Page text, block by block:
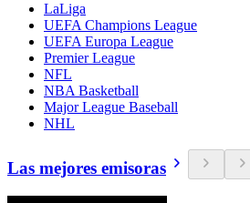
LaLiga
UEFA Champions League
UEFA Europa League
Premier League
NFL
NBA Basketball
Major League Baseball
NHL
Las mejores emisoras